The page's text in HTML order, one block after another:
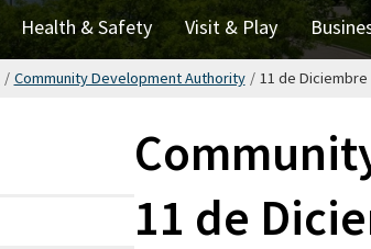
Health & Safety Visit & Play
/ Community Development Authority / 11 de Diciembre
11 de